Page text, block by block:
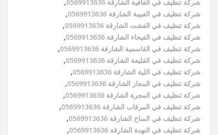
شركة تنظيف في الغافية الشارقة 0569913636
,
شركة تنظيف في الغبيبة الشارقة 0569913636
,
شركة تنظيف في الفشت الشارقة 0569913636
,
شركة تنظيف في الفيحاء الشارقة 0569913636
,
شركة تنظيف في القاسمية الشارقة 0569913636
,
شركة تنظيف في القليعة الشارقة 0569913636
,
شركة تنظيف في اللية الشارقة 0569913636
,
شركة تنظيف في المجاز الشارقة 0569913636
,
شركة تنظيف في المجرة الشارقة 0569913636
,
شركة تنظيف في المرقاب الشارقة 0569913636
,
شركة تنظيف في المناخ الشارقة 0569913636
,
شركة تنظيف في النهدة الشارقة 0569913636
,